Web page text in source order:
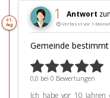
01.
Aug
1 Antwort
Verfasst vor 1
Gemeinde
0,0 bei 0 Bewertungen
Ich habe vor 10 Jahren